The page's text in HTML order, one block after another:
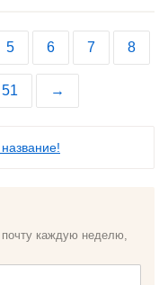
5 6 7 8
51 →
почту каждую неделю,